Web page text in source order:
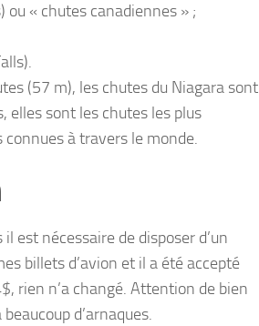
ou « chutes canadiennes » ;
(57 m), les chutes du Niagara sont
elles sont les chutes les plus
connues à travers le monde.
est nécessaire de disposer d’un
billets d’avion et il a été accepté
rien n’a changé. Attention de bien
beaucoup d’arnaques.